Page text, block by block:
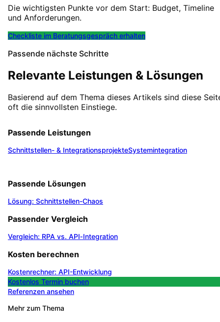
Die wichtigsten Punkte vor dem Start: Budget, Timeline
und Anforderungen.
Checkliste im Beratungsgespräch erhalten
Passende nächste Schritte
Relevante Leistungen & Lösungen
Basierend auf dem Thema dieses Artikels sind diese
oft die sinnvollsten Einstiege.
Passende Leistungen
Schnittstellen- & IntegrationsprojekteSystemintegration
Passende Lösungen
Lösung: Schnittstellen-Chaos
Passender Vergleich
Vergleich: RPA vs. API‑Integration
Kosten berechnen
Kostenrechner: API-Entwicklung
Kostenlos Termin buchen
Referenzen ansehen
Mehr zum Thema